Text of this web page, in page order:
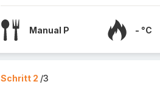
Manual P - °C
Schritt 2 /3